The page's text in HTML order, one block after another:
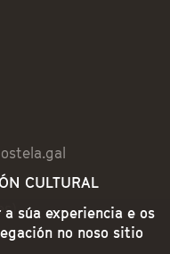
CULTURAL
súa experiencia e os
no noso sitio